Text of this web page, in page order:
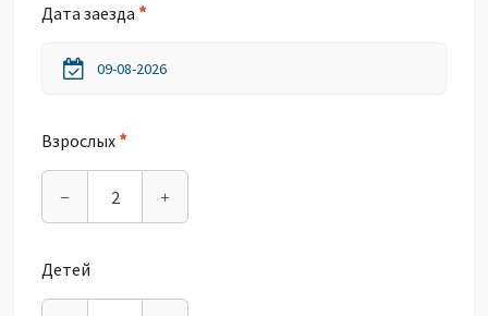
Дата заезда *
Взрослых *
− +
Детей